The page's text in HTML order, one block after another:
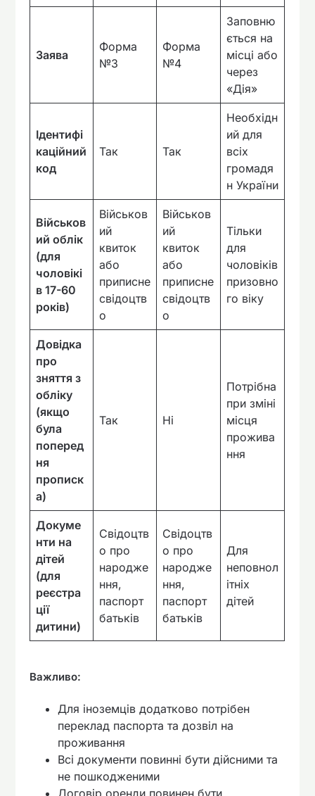
Заява
Форма
№3
Форма
№4
Заповню
ється на
місці або
через
«Дія»
Ідентифі
каційний
код
Так Так
Необхідн
ий для
всіх
громадя
н України
Військов
ий облік
(для
чоловікі
в 17-60
років)
Військов
ий
квиток
або
приписне
свідоцтв
о
Військов
ий
квиток
або
приписне
свідоцтв
о
Тільки
для
чоловіків
призовно
го віку
Довідка
про
зняття з
обліку
(якщо
була
поперед
ня
прописк
а)
Так Ні
Потрібна
при зміні
місця
прожива
ння
Докуме
нти на
дітей
(для
реєстра
ції
дитини)
Свідоцтв
о про
народже
ння,
паспорт
батьків
Свідоцтв
о про
народже
ння,
паспорт
батьків
Для
неповнол
ітніх
дітей
Важливо:
Для іноземців додатково потрібен
переклад паспорта та дозвіл на
проживання
Всі документи повинні бути дійсними та
не пошкодженими